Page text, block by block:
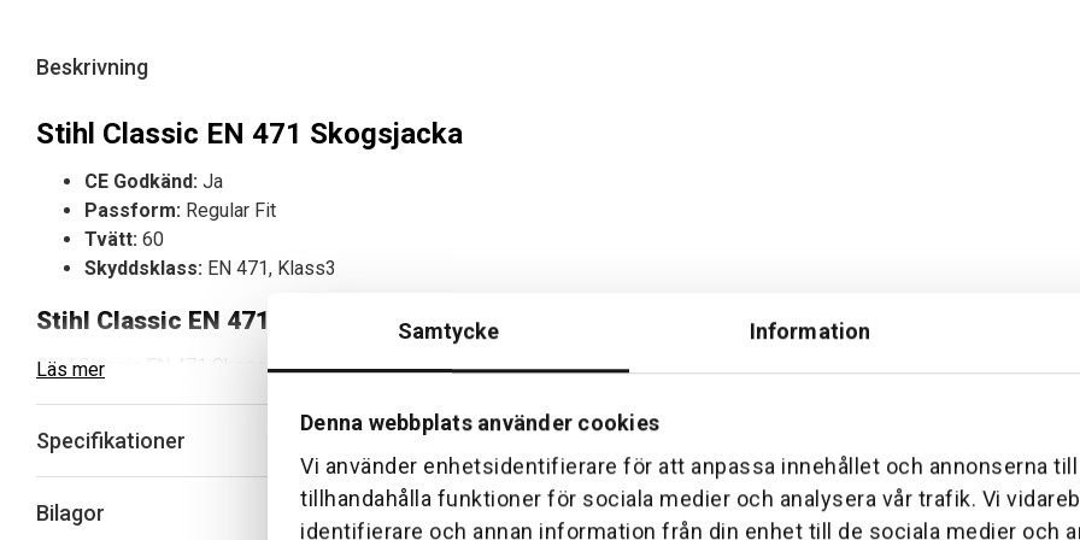
Samtycke Information
Denna webbplats använder cookies
Vi använder enhetsidentifierare för att anpassa innehållet och annonserna till
tillhandahålla funktioner för sociala medier och analysera vår trafik. Vi
identifierare och annan information från din enhet till de sociala medier och
Beskrivning
Stihl Classic EN 471 Skogsjacka
CE Godkänd: Ja
Passform: Regular Fit
Tvätt: 60
Skyddsklass: EN 471, Klass3
Stihl Classic EN 471 Skogsjacka: Din pålitliga följeslagare i skogen
Stihl Classic EN 471 Skogsjacka är inte bara en vanlig jacka, utan en livlina i skogsarbetets utmanande miljö. Med sin höga
Fördelar med Stihl Classic EN 471 Skogsjacka:
: Med sin varselorange färg och tydliga reflexer garanterar jackan att du syns klart och tydligt i
: Jackans slitstarka material är både vatten- och smutsavvisande, vilket gör den idealisk för
Läs mer
Specifikationer
Bilagor